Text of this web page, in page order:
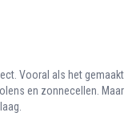
Vooral als het gemaakt
en zonnecellen. Maar